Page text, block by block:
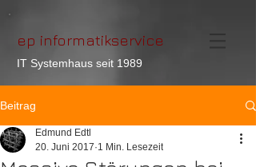
ep informatikservice
IT Systemhaus seit 1989
Beitrag
Edmund Edtl
20. Juni 2017 1 Min. Lesezeit